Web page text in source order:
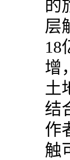
的
层
18
增
土
结
作
触